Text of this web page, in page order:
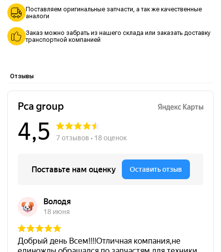
Поставляем оригинальные запчасти, а так же качественные
аналоги
Заказ можно забрать из нашего склада или заказать доставку
транспортной компанией
Отзывы